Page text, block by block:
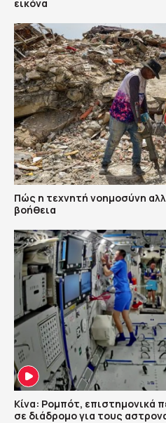
εικόνα
Πώς η τεχνητή νοημοσύνη
βοήθεια
Κίνα: Ρομπότ, επιστημονικά
σε διάδρομο για τους